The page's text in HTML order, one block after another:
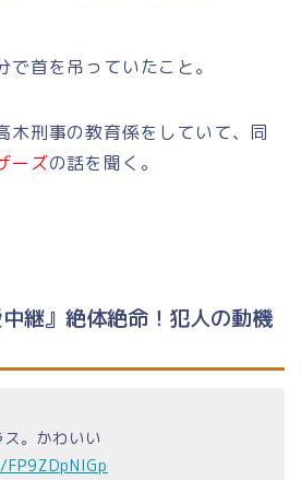
首を吊っていたこと。
木刑事の教育係をしていて、同
ーズの話を聞く。
中継』絶体絶命！犯人の動機
。かわいい